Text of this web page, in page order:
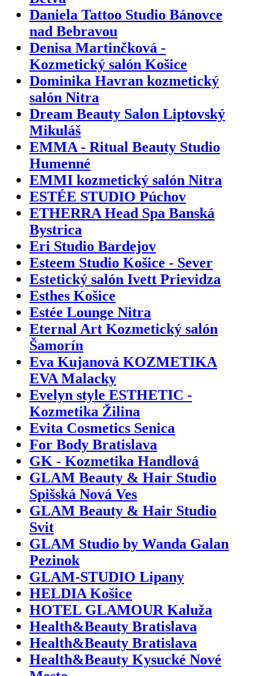
Daniela Tattoo Studio Bánovce
nad Bebravou
Denisa Martinčková -
Kozmetický salón Košice
Dominika Havran kozmetický
salón Nitra
Dream Beauty Salon Liptovský
Mikuláš
EMMA - Ritual Beauty Studio
Humenné
EMMI kozmetický salón Nitra
ESTÉE STUDIO Púchov
ETHERRA Head Spa Banská
Bystrica
Eri Studio Bardejov
Esteem Studio Košice - Sever
Estetický salón Ivett Prievidza
Esthes Košice
Estée Lounge Nitra
Eternal Art Kozmetický salón
Šamorín
Eva Kujanová KOZMETIKA
EVA Malacky
Evelyn style ESTHETIC -
Kozmetika Žilina
Evita Cosmetics Senica
For Body Bratislava
GK - Kozmetika Handlová
GLAM Beauty & Hair Studio
Spišská Nová Ves
GLAM Beauty & Hair Studio
Svit
GLAM Studio by Wanda Galan
Pezinok
GLAM-STUDIO Lipany
HELDIA Košice
HOTEL GLAMOUR Kaluža
Health&Beauty Bratislava
Health&Beauty Bratislava
Health&Beauty Kysucké Nové